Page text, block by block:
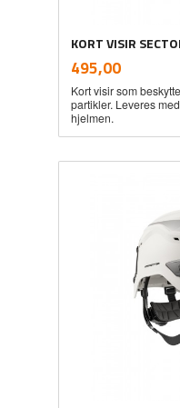
KORT VISIR
Pris
495,00mva.
Kort visir som
partikler. Leveres
hjelmen.